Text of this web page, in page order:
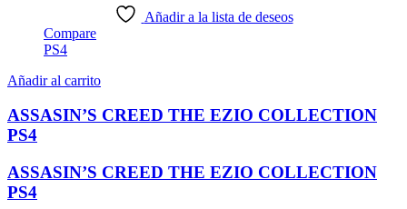
Añadir a la lista de deseos
Compare
PS4
Añadir al carrito
ASSASIN’S CREED THE EZIO COLLECTION
PS4
ASSASIN’S CREED THE EZIO COLLECTION
PS4